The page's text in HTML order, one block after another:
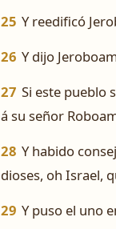
25 Y reedificó
26 Y dijo
27 Si este pueblo
á su señor
28 Y habido
dioses, oh Israel,
29 Y puso el uno